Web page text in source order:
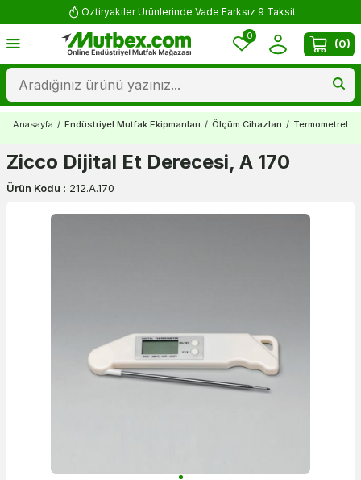
Öztiryakiler Ürünlerinde Vade Farksız 9 Taksit
0
(0)
Anasayfa / Endüstriyel Mutfak Ekipmanları / Ölçüm Cihazları / Termometreler
Zicco Dijital Et Derecesi, A 170
Ürün Kodu : 212.A.170